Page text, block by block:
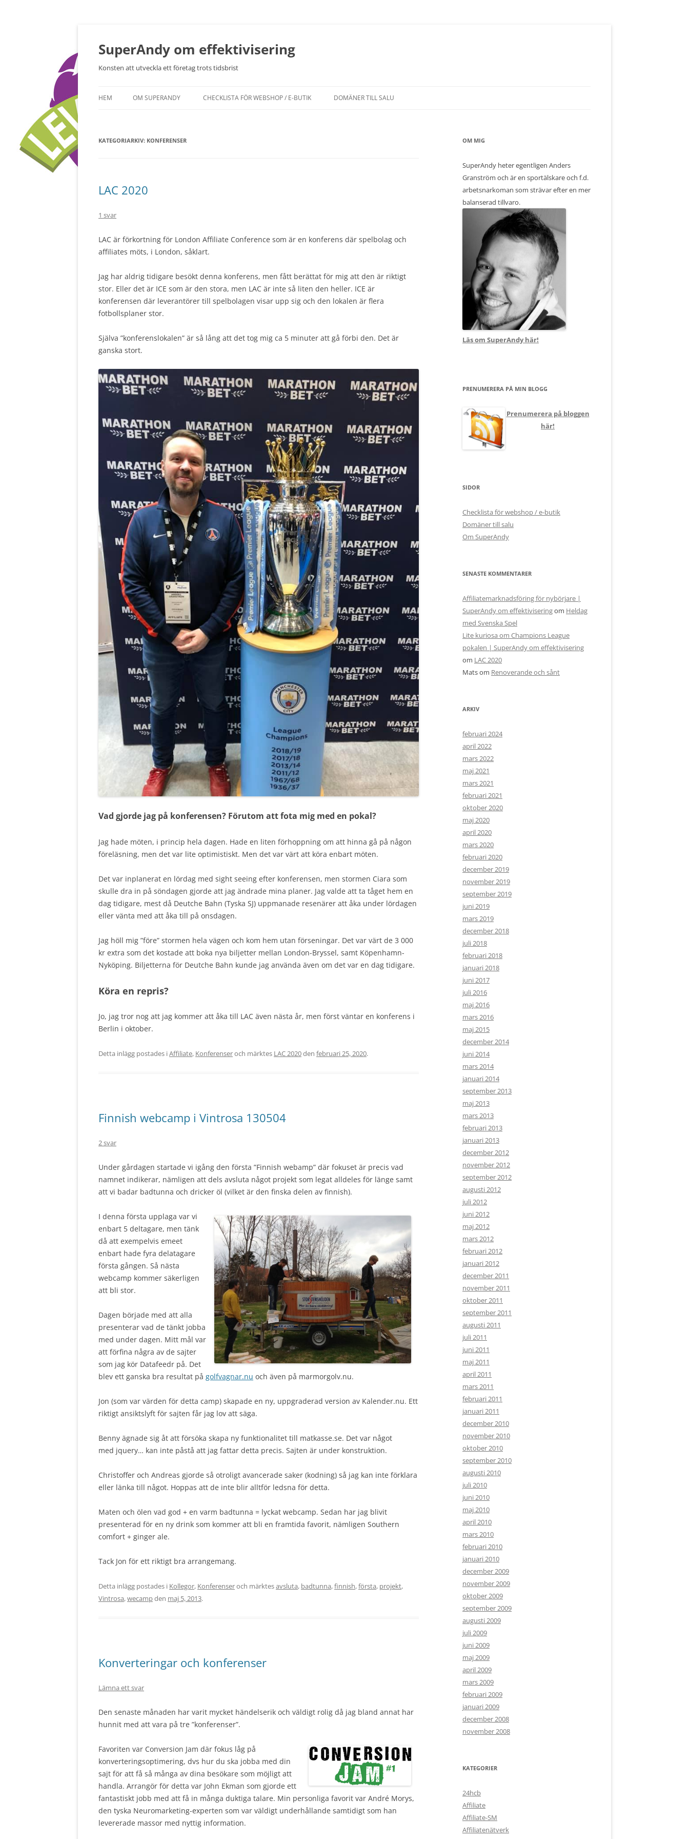
SuperAndy om effektivisering
Konsten att utveckla ett företag trots tidsbrist
HEM OM SUPERANDY CHECKLISTA FÖR WEBSHOP / E-BUTIK DOMÄNER TILL SALU
KATEGORIARKIV: KONFERENSER
LAC 2020
1 svar
LAC är förkortning för London Affiliate Conference som är en konferens där spelbolag och
affiliates möts, i London, såklart.
Jag har aldrig tidigare besökt denna konferens, men fått berättat för mig att den är riktigt
stor. Eller det är ICE som är den stora, men LAC är inte så liten den heller. ICE är
konferensen där leverantörer till spelbolagen visar upp sig och den lokalen är flera
fotbollsplaner stor.
Själva ”konferenslokalen” är så lång att det tog mig ca 5 minuter att gå förbi den. Det är
ganska stort.
Vad gjorde jag på konferensen? Förutom att fota mig med en pokal?
Jag hade möten, i princip hela dagen. Hade en liten förhoppning om att hinna gå på någon
föreläsning, men det var lite optimistiskt. Men det var värt att köra enbart möten.
Det var inplanerat en lördag med sight seeing efter konferensen, men stormen Ciara som
skulle dra in på söndagen gjorde att jag ändrade mina planer. Jag valde att ta tåget hem en
dag tidigare, mest då Deutche Bahn (Tyska SJ) uppmanade resenärer att åka under lördagen
eller vänta med att åka till på onsdagen.
Jag höll mig ”före” stormen hela vägen och kom hem utan förseningar. Det var värt de 3 000
kr extra som det kostade att boka nya biljetter mellan London-Bryssel, samt Köpenhamn-
Nyköping. Biljetterna för Deutche Bahn kunde jag använda även om det var en dag tidigare.
Köra en repris?
Jo, jag tror nog att jag kommer att åka till LAC även nästa år, men först väntar en konferens i
Berlin i oktober.
Detta inlägg postades iAffiliate, Konferenseroch märktes LAC 2020den februari 25, 2020.
Finnish webcamp i Vintrosa 130504
2 svar
Under gårdagen startade vi igång den första ”Finnish webamp” där fokuset är precis vad
namnet indikerar, nämligen att dels avsluta något projekt som legat alldeles för länge samt
att vi badar badtunna och dricker öl (vilket är den finska delen av finnish).
I denna första upplaga var vi
enbart 5 deltagare, men tänk
då att exempelvis emeet
enbart hade fyra delatagare
första gången. Så nästa
webcamp kommer säkerligen
att bli stor.
Dagen började med att alla
presenterar vad de tänkt jobba
med under dagen. Mitt mål var
att förfina några av de sajter
som jag kör Datafeedr på. Det
blev ett ganska bra resultat på golfvagnar.nu och även på marmorgolv.nu.
Jon (som var värden för detta camp) skapade en ny, uppgraderad version av Kalender.nu. Ett
riktigt ansiktslyft för sajten får jag lov att säga.
Benny ägnade sig åt att försöka skapa ny funktionalitet till matkasse.se. Det var något
med jquery… kan inte påstå att jag fattar detta precis. Sajten är under konstruktion.
Christoffer och Andreas gjorde så otroligt avancerade saker (kodning) så jag kan inte förklara
eller länka till något. Hoppas att de inte blir alltför ledsna för detta.
Maten och ölen vad god + en varm badtunna = lyckat webcamp. Sedan har jag blivit
presenterad för en ny drink som kommer att bli en framtida favorit, nämligen Southern
comfort + ginger ale.
Tack Jon för ett riktigt bra arrangemang.
Detta inlägg postades i Kollegor, Konferenseroch märktesavsluta, badtunna,finnish,första, projekt,
Vintrosa,wecampden maj 5, 2013.
Konverteringar och konferenser
Lämna ett svar
Den senaste månaden har varit mycket händelserik och väldigt rolig då jag bland annat har
hunnit med att vara på tre ”konferenser”.
Favoriten var Conversion Jam där fokus låg på
konverteringsoptimering, dvs hur du ska jobba med din
sajt för att få så många av dina besökare som möjligt att
handla. Arrangör för detta var John Ekman som gjorde ett
fantastiskt jobb med att få in många duktiga talare. Min personliga favorit var André Morys,
den tyska Neuromarketing-experten som var väldigt underhållande samtidigt som han
levererade massor med nyttig information.
OM MIG
SuperAndy heter egentligen Anders
Granström och är en sportälskare och f.d.
arbetsnarkoman som strävar efter en mer
balanserad tillvaro.
Läs om SuperAndy här!
PRENUMERERA PÅ MIN BLOGG
Prenumerera på bloggen
här!
SIDOR
Checklista för webshop / e-butik
Domäner till salu
Om SuperAndy
SENASTE KOMMENTARER
Affiliatemarknadsföring för nybörjare |
SuperAndy om effektiviseringom Heldag
med Svenska Spel
Lite kuriosa om Champions League
pokalen | SuperAndy om effektivisering
om LAC 2020
Matsom Renoverande och sånt
ARKIV
februari 2024
april 2022
mars 2022
maj 2021
mars 2021
februari 2021
oktober 2020
maj 2020
april 2020
mars 2020
februari 2020
december 2019
november 2019
september 2019
juni 2019
mars 2019
december 2018
juli 2018
februari 2018
januari 2018
juni 2017
juli 2016
maj 2016
mars 2016
maj 2015
december 2014
juni 2014
mars 2014
januari 2014
september 2013
maj 2013
mars 2013
februari 2013
januari 2013
december 2012
november 2012
september 2012
augusti 2012
juli 2012
juni 2012
maj 2012
mars 2012
februari 2012
januari 2012
december 2011
november 2011
oktober 2011
september 2011
augusti 2011
juli 2011
juni 2011
maj 2011
april 2011
mars 2011
februari 2011
januari 2011
december 2010
november 2010
oktober 2010
september 2010
augusti 2010
juli 2010
juni 2010
maj 2010
april 2010
mars 2010
februari 2010
januari 2010
december 2009
november 2009
oktober 2009
september 2009
augusti 2009
juli 2009
juni 2009
maj 2009
april 2009
mars 2009
februari 2009
januari 2009
december 2008
november 2008
KATEGORIER
24hcb
Affiliate
Affiliate-SM
Affiliatenätverk